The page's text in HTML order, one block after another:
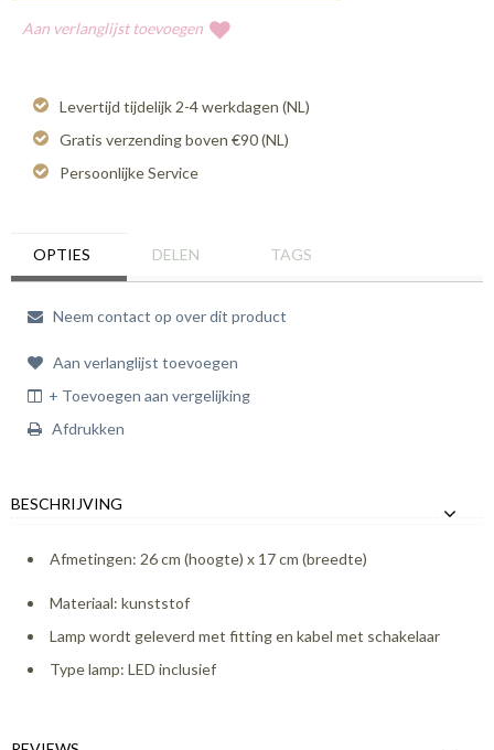
Aan verlanglijst toevoegen
Levertijd tijdelijk 2-4 werkdagen (NL)
Gratis verzending boven €90 (NL)
Persoonlijke Service
OPTIES DELEN TAGS
Neem contact op over dit product
Aan verlanglijst toevoegen
+ Toevoegen aan vergelijking
Afdrukken
BESCHRIJVING
Afmetingen: 26 cm (hoogte) x 17 cm (breedte)
Materiaal: kunststof
Lamp wordt geleverd met fitting en kabel met schakelaar
Type lamp: LED inclusief